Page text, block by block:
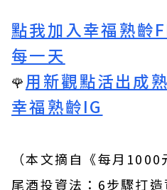
點我加入幸福熟齡
每一天
🌹用新觀點活出成
幸福熟齡IG
（本文摘自 《每月
尾酒投資法：6步驟打造